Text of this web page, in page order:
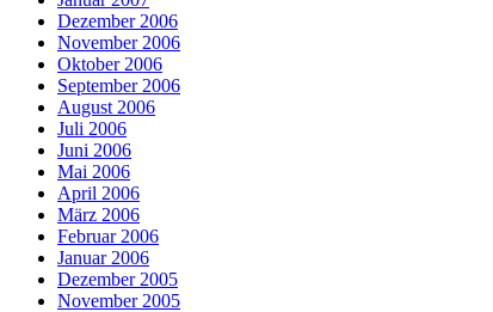
Dezember 2006
November 2006
Oktober 2006
September 2006
August 2006
Juli 2006
Juni 2006
Mai 2006
April 2006
März 2006
Februar 2006
Januar 2006
Dezember 2005
November 2005